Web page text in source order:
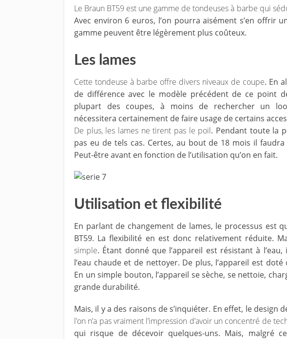
Le Braun BT59 est une gamme de tondeuses à barbe qui
Avec environ 6 euros, l’on pourra aisément s’en offrir
gamme peuvent être légèrement plus coûteux.
Les lames
Cette tondeuse à barbe offre divers niveaux de coupe. En
de différence avec le modèle précédent de ce point
plupart des coupes, à moins de rechercher un
nécessitera certainement de faire usage de certains
De plus, les lames ne tirent pas le poil. Pendant toute la
pas eu de tels cas. Certes, au bout de 18 mois il
Peut-être avant en fonction de l’utilisation qu’on en fait.
Utilisation et flexibilité
En parlant de changement de lames, le processus est
BT59. La flexibilité en est donc relativement réduite.
simple. Étant donné que l’appareil est résistant à
l’eau chaude et de nettoyer. De plus, l’appareil est doté
En un simple bouton, l’appareil se sèche, se nettoie,
grande durabilité.
Mais, il y a des raisons de s’inquiéter. En effet, le design
l’on n’a pas vraiment l’impression d’avoir un concentré de
qui risque de décevoir quelques-uns. Mais, malgré